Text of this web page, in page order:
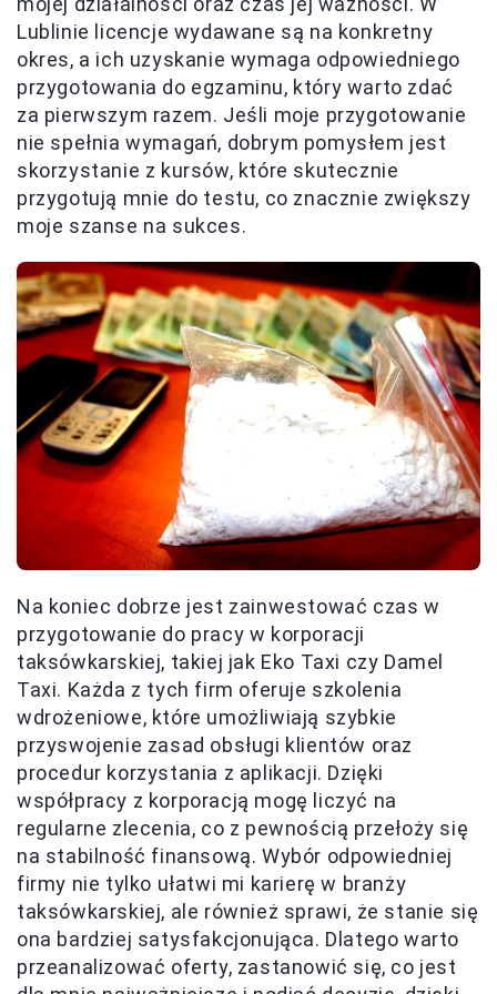
Lublinie licencje wydawane są na konkretny
okres, a ich uzyskanie wymaga odpowiedniego
przygotowania do egzaminu, który warto zdać
za pierwszym razem. Jeśli moje przygotowanie
nie spełnia wymagań, dobrym pomysłem jest
skorzystanie z kursów, które skutecznie
przygotują mnie do testu, co znacznie zwiększy
moje szanse na sukces.
Na koniec dobrze jest zainwestować czas w
przygotowanie do pracy w korporacji
taksówkarskiej, takiej jak Eko Taxi czy Damel
Taxi. Każda z tych firm oferuje szkolenia
wdrożeniowe, które umożliwiają szybkie
przyswojenie zasad obsługi klientów oraz
procedur korzystania z aplikacji. Dzięki
współpracy z korporacją mogę liczyć na
regularne zlecenia, co z pewnością przełoży się
na stabilność finansową. Wybór odpowiedniej
firmy nie tylko ułatwi mi karierę w branży
taksówkarskiej, ale również sprawi, że stanie się
ona bardziej satysfakcjonująca. Dlatego warto
przeanalizować oferty, zastanowić się, co jest